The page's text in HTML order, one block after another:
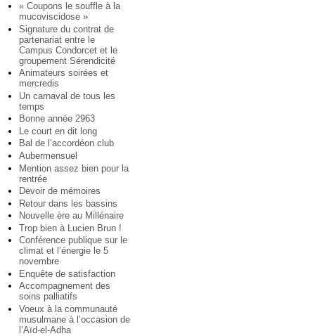
« Coupons le souffle à la
mucoviscidose »
Signature du contrat de
partenariat entre le
Campus Condorcet et le
groupement Sérendicité
Animateurs soirées et
mercredis
Un carnaval de tous les
temps
Bonne année 2963
Le court en dit long
Bal de l’accordéon club
Aubermensuel
Mention assez bien pour la
rentrée
Devoir de mémoires
Retour dans les bassins
Nouvelle ère au Millénaire
Trop bien à Lucien Brun !
Conférence publique sur le
climat et l’énergie le 5
novembre
Enquête de satisfaction
Accompagnement des
soins palliatifs
Voeux à la communauté
musulmane à l’occasion de
l’Aïd-el-Adha